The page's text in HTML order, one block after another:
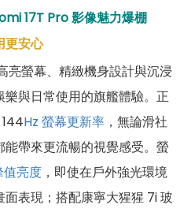
17T Pro 影像魅力爆棚
更安心
亮螢幕、精緻機身設計與沉浸
與日常使用的旗艦體驗。正
Hz 螢幕更新率 ，無論滑社
帶來更流暢的視覺感受。螢
值亮度 ，即使在戶外強光環境
表現；搭配康寧大猩猩 7i 玻